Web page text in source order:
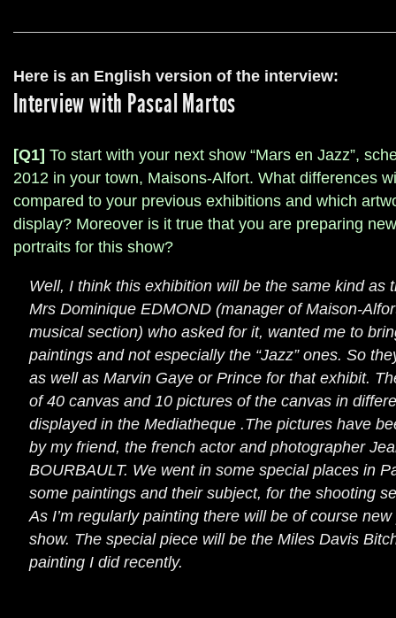
Here is an English version of the interview:
Interview with Pascal Martos
[Q1] To start with your next show “Mars en Jazz”,
2012 in your town, Maisons-Alfort. What differences
compared to your previous exhibitions and which
display? Moreover is it true that you are preparing
portraits for this show?
Well, I think this exhibition will be the same kind as
Mrs Dominique EDMOND (manager of Maison-
musical section) who asked for it, wanted me to
paintings and not especially the “Jazz” ones. So
as well as Marvin Gaye or Prince for that exhibit.
of 40 canvas and 10 pictures of the canvas in
displayed in the Mediatheque .The pictures have
by my friend, the french actor and photographer
BOURBAULT. We went in some special places in
some paintings and their subject, for the shooting
As I’m regularly painting there will be of course
show. The special piece will be the Miles Davis
painting I did recently.